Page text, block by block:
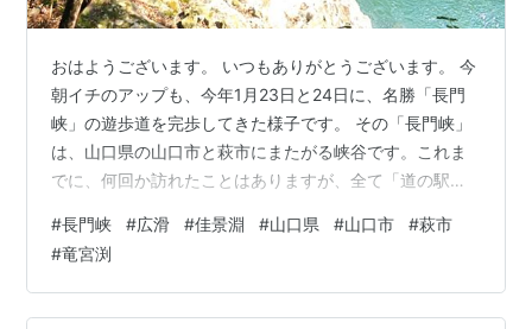
おはようございます。 いつもありがとうございます。 今
朝イチのアップも、今年1月23日と24日に、名勝「長門
峡」の遊歩道を完歩してきた様子です。 その「長門峡」
は、山口県の山口市と萩市にまたがる峡谷です。これま
でに、何回か訪れたことはありますが、全て「道の駅長
りません。総距離が約5.55Ｋｍもあり、往復して戻る
と、11Ｋｍ以上になるからです。この時は、これまで見
たことのない「竜宮渕」側から歩いてみました。 そし
て、途中折り返した地点からの残りは、翌日「道の駅長
#長門峡 #広滑 #佳景淵 #山口県 #山口市 #萩市
#竜宮渕